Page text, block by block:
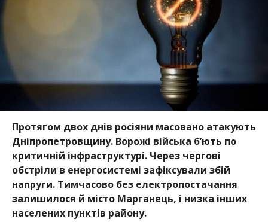
Протягом двох днів росіяни масовано атакують
Дніпропетровщину. Ворожі війська б’ють по
критичній інфраструктурі. Через чергові
обстріли в енергосистемі зафіксували збій
напруги. Тимчасово без електропостачання
залишилося й місто Марганець, і низка інших
населених пунктів району.